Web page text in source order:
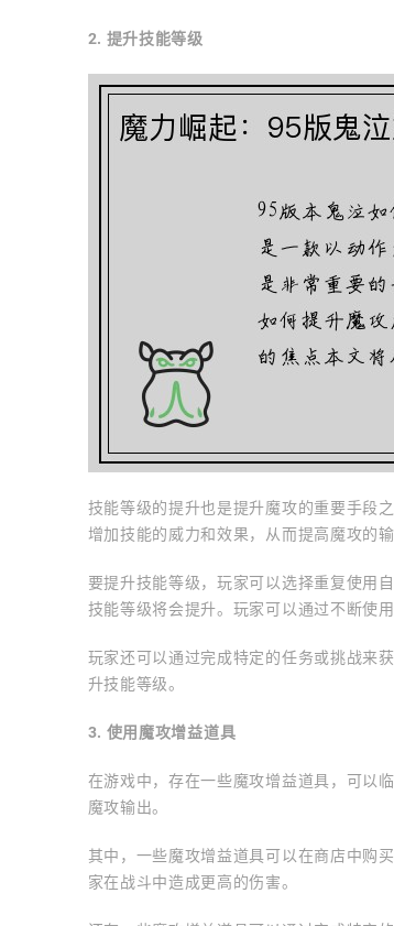
2. 提升技能等级
技能等级的提升也是提升魔攻的重要手段
增加技能的威力和效果，从而提高魔攻的输
要提升技能等级，玩家可以选择重复使用
技能等级将会提升。玩家可以通过不断使
玩家还可以通过完成特定的任务或挑战来
升技能等级。
3. 使用魔攻增益道具
在游戏中，存在一些魔攻增益道具，可以
魔攻输出。
其中，一些魔攻增益道具可以在商店中购
家在战斗中造成更高的伤害。